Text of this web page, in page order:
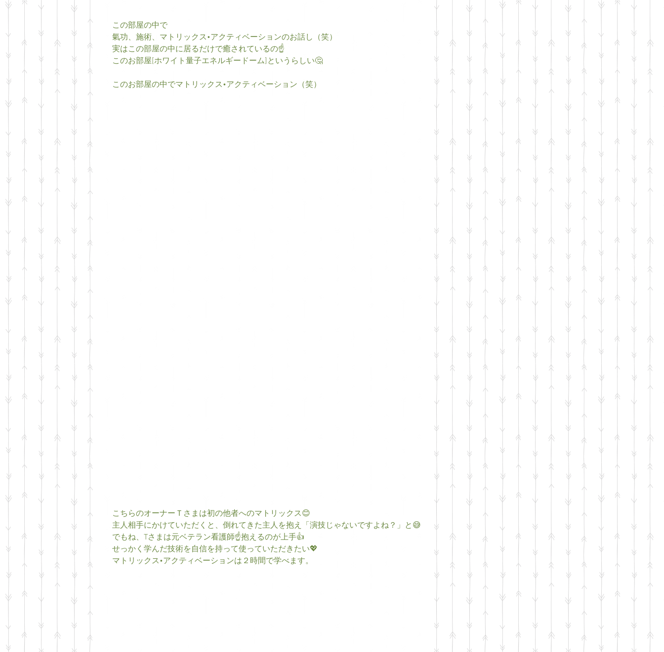
この部屋の中で
氣功、施術、マトリックス•アクティベーションのお話し（笑）
実はこの部屋の中に居るだけで癒されているの☝️
このお部屋[ホワイト量子エネルギードーム]というらしい🤔
このお部屋の中でマトリックス•アクティベーション（笑）
こちらのオーナーＴさまは初の他者へのマトリックス😊
主人相手にかけていただくと、倒れてきた主人を抱え「演技じゃないですよね？」と😅
でもね、Tさまは元ベテラン看護師☝️抱えるのが上手👍
せっかく学んだ技術を自信を持って使っていただきたい💖
マトリックス•アクティベーションは２時間で学べます。